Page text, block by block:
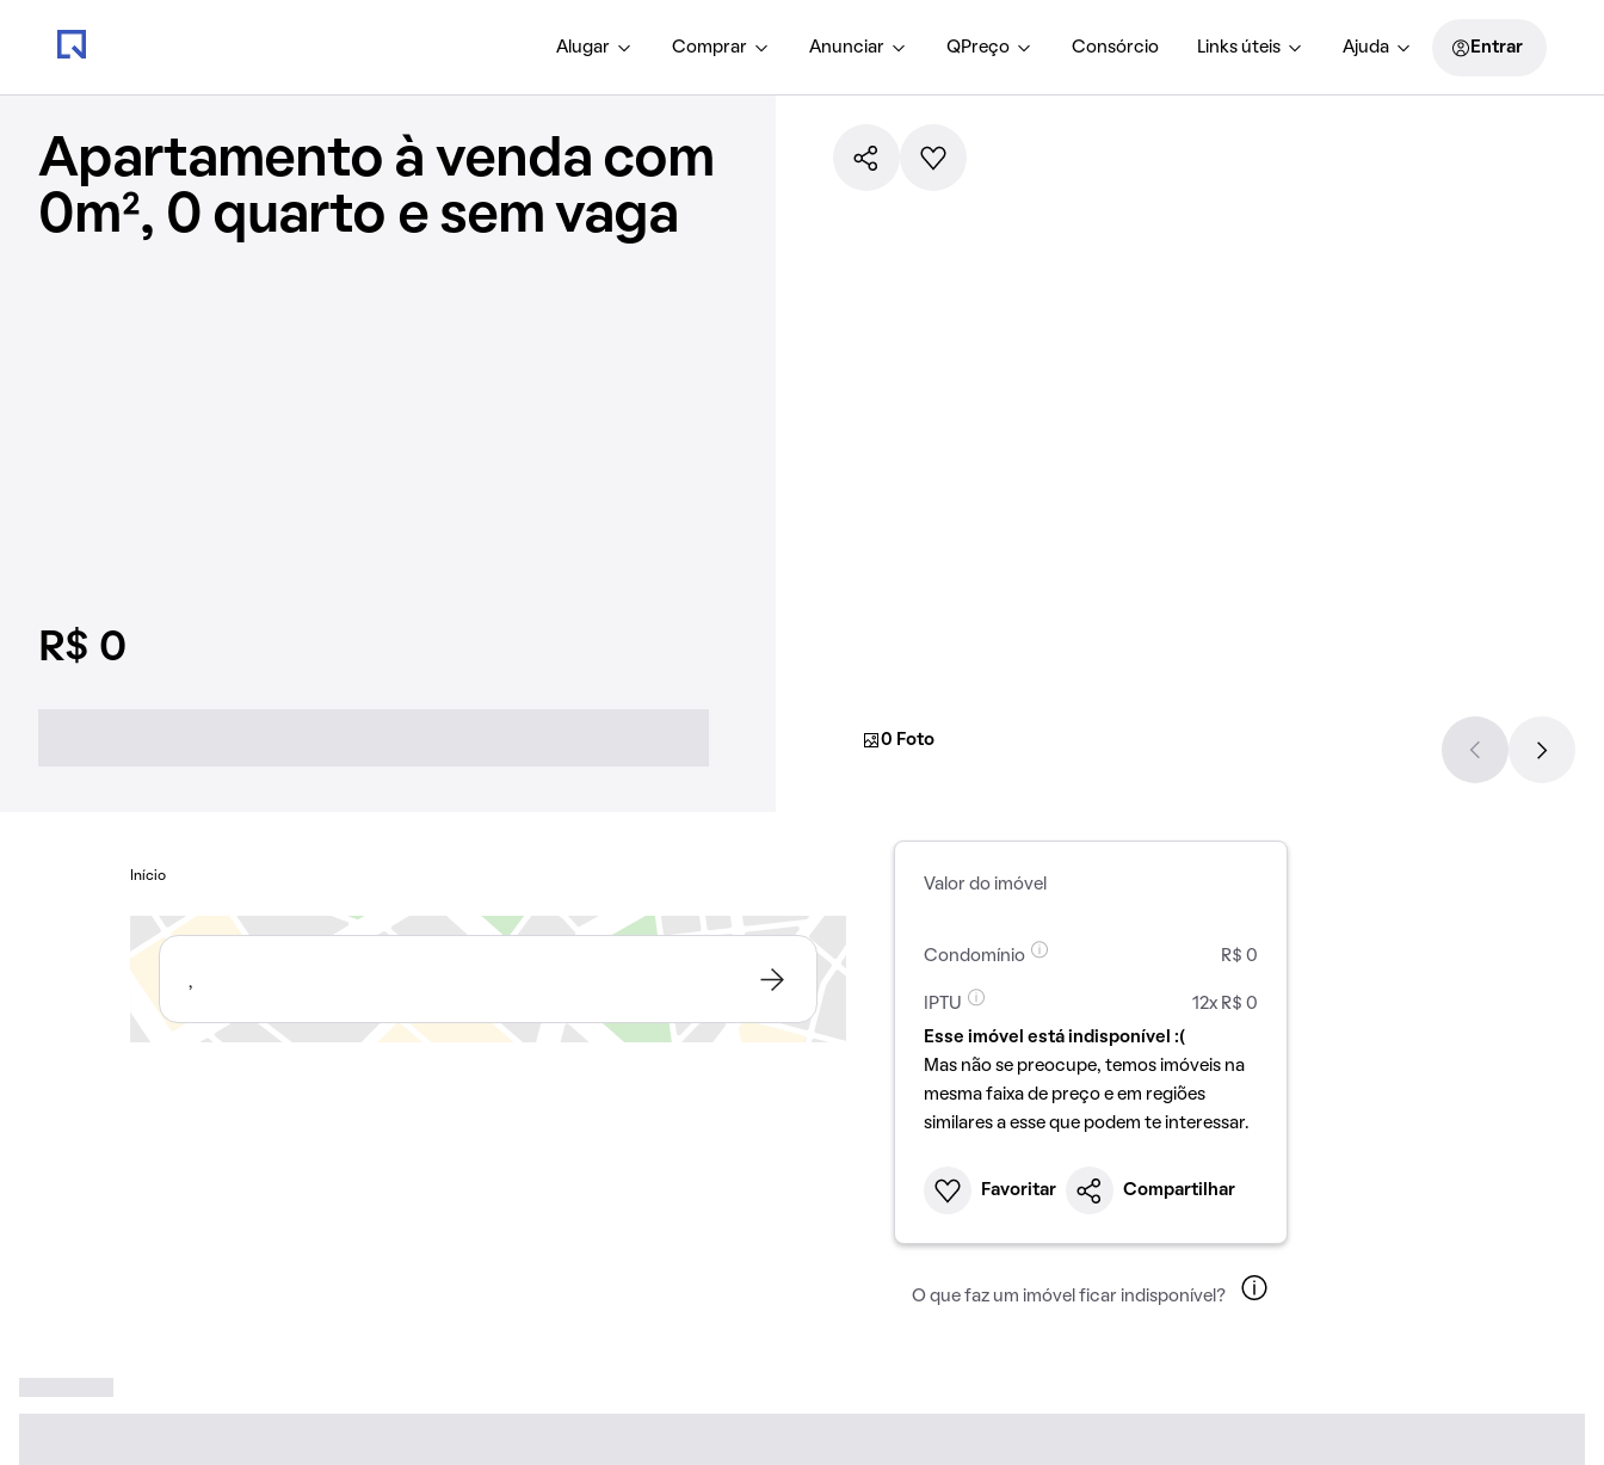
Alugar Comprar Anunciar QPreço Consórcio Links úteis Ajuda Entrar
Apartamento à venda com
0m², 0 quarto e sem vaga
R$ 0
0 Foto
Início
,
Valor do imóvel
Condomínio R$ 0
IPTU
12x R$ 0
Esse imóvel está indisponível :(
Mas não se preocupe, temos imóveis na
mesma faixa de preço e em regiões
similares a esse que podem te interessar.
Favoritar Compartilhar
O que faz um imóvel ficar indisponível?